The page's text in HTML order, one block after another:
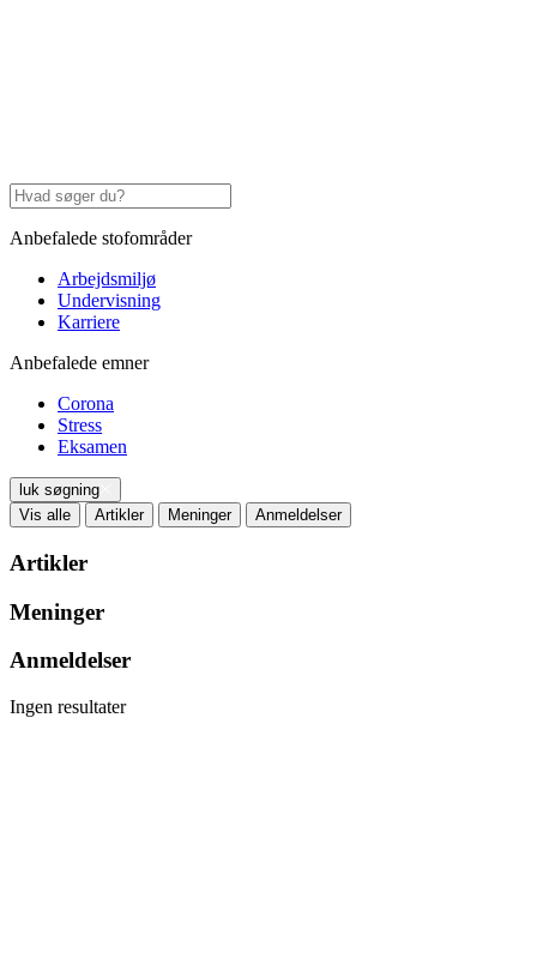
Anbefalede stofområder
Arbejdsmiljø
Undervisning
Karriere
Anbefalede emner
Corona
Stress
Eksamen
luk søgning
Vis alle
Artikler Meninger Anmeldelser
Artikler
Meninger
Anmeldelser
Ingen resultater